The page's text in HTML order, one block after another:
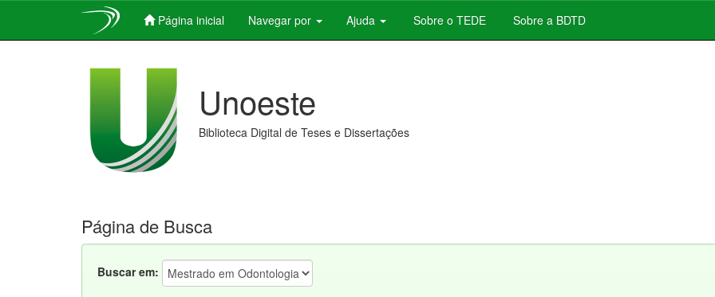
Página inicial Navegar por Ajuda Sobre o TEDE Sobre a BDTD
Unoeste
Biblioteca Digital de Teses e Dissertações
Página de Busca
Buscar em: